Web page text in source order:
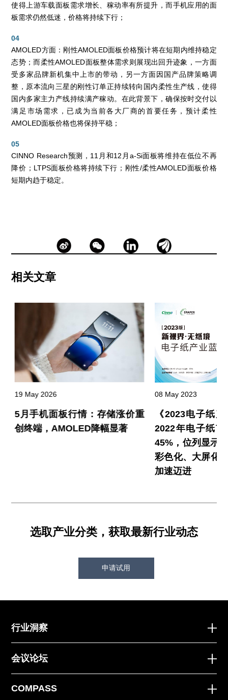
使得上游车载面板需求增长、稼动率有所提升，而手机应用的面
板需求仍然低迷，价格将持续下行；
04
AMOLED方面：刚性AMOLED面板价格预计将在短期内维持稳定
态势；而柔性AMOLED面板整体需求则展现出回升迹象，一方面
受多家品牌新机集中上市的带动，另一方面因国产品牌策略调
整，原本流向三星的刚性订单正持续转向国内柔性生产线，使得
国内多家主力产线持续满产稼动。在此背景下，确保按时交付以
满足市场需求，已成为当前各大厂商的首要任务，预计柔性
AMOLED面板价格也将保持平稳；
05
CINNO Research预测，11月和12月a-Si面板将维持在低位不再
降价；LTPS面板价格将持续下行；刚性/柔性AMOLED面板价格
短期内趋于稳定。
相关文章
19 May 2026
5月手机面板行情：存储涨价重
创终端，AMOLED降幅显著
08 May 2023
《2023电子纸
2022年电子纸
45%，位列显示
彩色化、大屏化
加速迈进
选取产业分类，获取最新行业动态
申请试用
行业洞察
会议论坛
COMPASS